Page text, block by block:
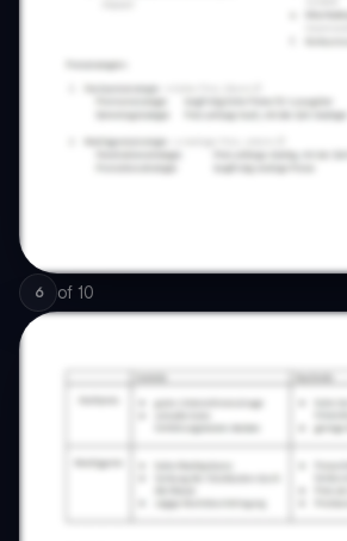
6 of 10